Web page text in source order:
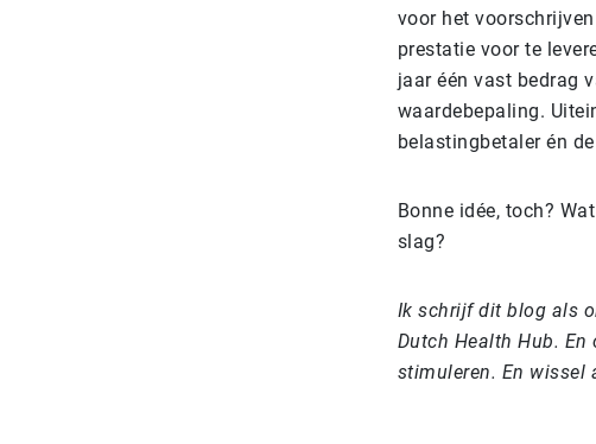
voor het
prestatie voor te
jaar één vast bedrag
waardebepaling.
belastingbetaler én
Bonne idée, toch?
slag?
Ik schrijf dit blog als
Dutch Health Hub.
stimuleren. En wissel